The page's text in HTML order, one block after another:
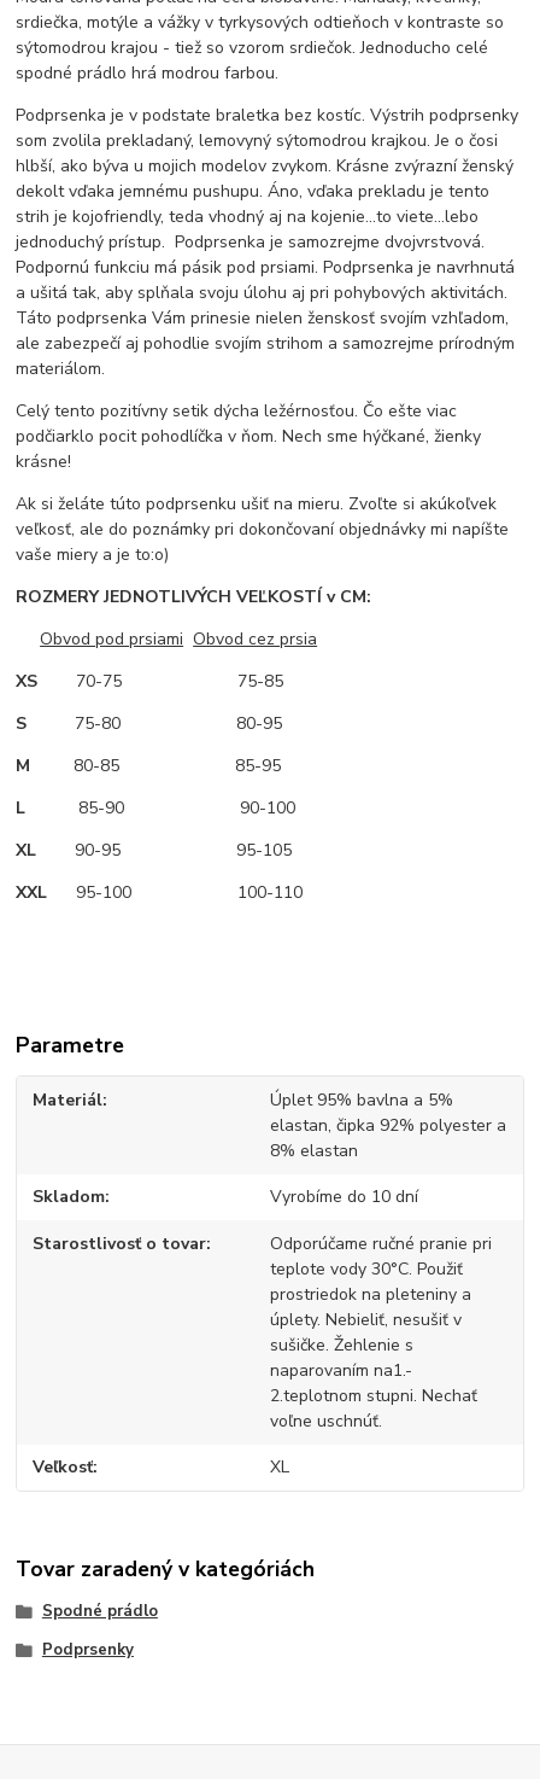
srdiečka, motýle a vážky v tyrkysových odtieňoch v kontraste so
sýtomodrou krajou - tiež so vzorom srdiečok. Jednoducho celé
spodné prádlo hrá modrou farbou.
Podprsenka je v podstate braletka bez kostíc. Výstrih podprsenky
som zvolila prekladaný, lemovyný sýtomodrou krajkou. Je o čosi
hlbší, ako býva u mojich modelov zvykom. Krásne zvýrazní ženský
dekolt vďaka jemnému pushupu. Áno, vďaka prekladu je tento
strih je kojofriendly, teda vhodný aj na kojenie...to viete...lebo
jednoduchý prístup. Podprsenka je samozrejme dvojvrstvová.
Podpornú funkciu má pásik pod prsiami. Podprsenka je navrhnutá
a ušitá tak, aby splňala svoju úlohu aj pri pohybových aktivitách.
Táto podprsenka Vám prinesie nielen ženskosť svojím vzhľadom,
ale zabezpečí aj pohodlie svojím strihom a samozrejme prírodným
materiálom.
Celý tento pozitívny setik dýcha ležérnosťou. Čo ešte viac
podčiarklo pocit pohodlíčka v ňom. Nech sme hýčkané, žienky
krásne!
Ak si želáte túto podprsenku ušiť na mieru. Zvoľte si akúkoľvek
veľkosť, ale do poznámky pri dokončovaní objednávky mi napíšte
vaše miery a je to:o)
ROZMERY JEDNOTLIVÝCH VEĽKOSTÍ v CM:
Obvod pod prsiami Obvod cez prsia
XS 70-75 75-85
S 75-80 80-95
M 80-85 85-95
L 85-90 90-100
XL 90-95 95-105
XXL 95-100 100-110
Parametre
Materiál
Úplet 95% bavlna a 5%
elastan, čipka 92% polyester a
8% elastan
Skladom Vyrobíme do 10 dní
Starostlivosť o tovar
Odporúčame ručné pranie pri
teplote vody 30°C. Použiť
prostriedok na pleteniny a
úplety. Nebieliť, nesušiť v
sušičke. Žehlenie s
naparovaním na1.-
2.teplotnom stupni. Nechať
voľne uschnúť.
Veľkosť XL
Tovar zaradený v kategóriách
Spodné prádlo
Podprsenky